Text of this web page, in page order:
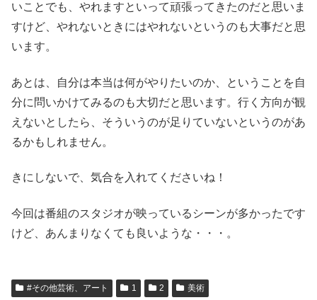
いことでも、やれますといって頑張ってきたのだと思いま
すけど、やれないときにはやれないというのも大事だと思
います。
あとは、自分は本当は何がやりたいのか、ということを自
分に問いかけてみるのも大切だと思います。行く方向が観
えないとしたら、そういうのが足りていないというのがあ
るかもしれません。
きにしないで、気合を入れてくださいね！
今回は番組のスタジオが映っているシーンが多かったです
けど、あんまりなくても良いような・・・。
#その他芸術、アート 1 2 美術